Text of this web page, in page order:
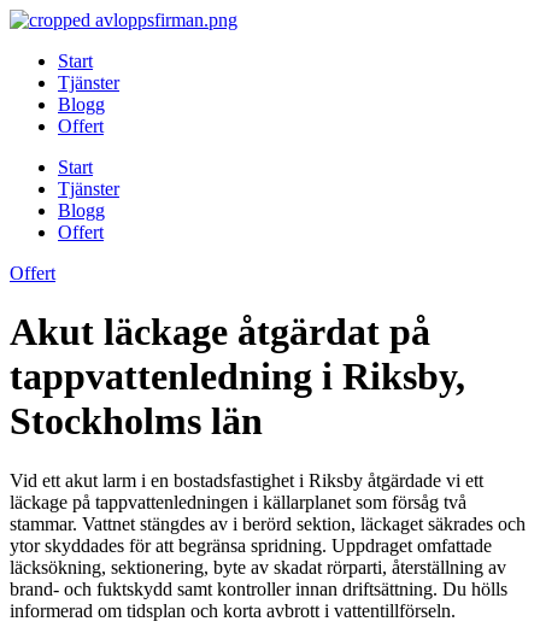
Skip
contentStart
Tjänster
Blogg
Offert
Start
Tjänster
Blogg
Offert
Offert
Akut läckage åtgärdat på
tappvattenledning i Riksby,
Stockholms län
Vid ett akut larm i en bostadsfastighet i Riksby åtgärdade vi ett
läckage på tappvattenledningen i källarplanet som försåg två
stammar. Vattnet stängdes av i berörd sektion, läckaget säkrades och
ytor skyddades för att begränsa spridning. Uppdraget omfattade
läcksökning, sektionering, byte av skadat rörparti, återställning av
brand- och fuktskydd samt kontroller innan driftsättning. Du hölls
informerad om tidsplan och korta avbrott i vattentillförseln.